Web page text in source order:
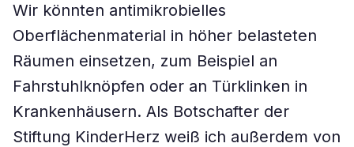
Wir könnten antimikrobielles
Oberflächenmaterial in höher belasteten
Räumen einsetzen, zum Beispiel an
Fahrstuhlknöpfen oder an Türklinken in
Krankenhäusern. Als Botschafter der
Stiftung KinderHerz weiß ich außerdem von